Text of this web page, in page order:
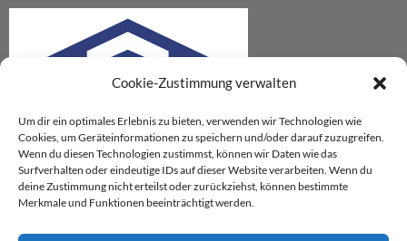
Cookie-Zustimmung verwalten
Um dir ein optimales Erlebnis zu bieten, verwenden wir Technologien wie
Cookies, um Geräteinformationen zu speichern und/oder darauf zuzugreifen.
Wenn du diesen Technologien zustimmst, können wir Daten wie das
Surfverhalten oder eindeutige IDs auf dieser Website verarbeiten. Wenn du
deine Zustimmung nicht erteilst oder zurückziehst, können bestimmte
Merkmale und Funktionen beeinträchtigt werden.